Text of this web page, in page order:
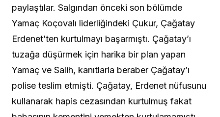
paylaştılar. Salgından önceki son bölümde
Yamaç Koçovalı liderliğindeki Çukur, Çağatay
Erdenet’ten kurtulmayı başarmıştı. Çağatay’ı
tuzağa düşürmek için harika bir plan yapan
Yamaç ve Salih, kanıtlarla beraber Çağatay’ı
polise teslim etmişti. Çağatay, Erdenet nüfusunu
kullanarak hapis cezasından kurtulmuş fakat